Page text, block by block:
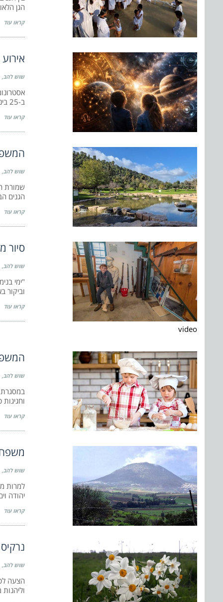
הגן
קראו עוד
שוש להב
ב-25 בינואר
קראו עוד
שוש להב
שמורת
הגנים
קראו עוד
סיור
שוש להב
"ימי
וביקור
קראו עוד
video
שוש להב
במסגרת
קראו עוד
שוש להב
למרות
יהודה
קראו עוד
שוש להב
הצעה